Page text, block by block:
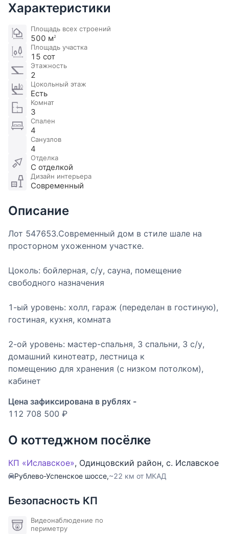
Характеристики
Площадь всех строений
500 м2
Площадь участка
15 сот
Этажность
2
Цокольный этаж
Есть
Комнат
3
Спален
4
Санузлов
4
Отделка
С отделкой
Дизайн интерьера
Современный
Описание
Лот 547653.Современный дом в стиле шале на
просторном ухоженном участке.
Цоколь: бойлерная, с/у, сауна, помещение
свободного назначения
1-ый уровень: холл, гараж (переделан в гостиную),
гостиная, кухня, комната
2-ой уровень: мастер-спальня, 3 спальни, 3 с/у,
домашний кинотеатр, лестница к
помещению для хранения (с низком потолком),
кабинет
Цена зафиксирована в рублях -
112 708 500 ₽
О коттеджном посёлке
КП «Иславское», Одинцовский район, с. Иславское
Рублево-Успенское шоссе,~22 км от МКАД
Безопасность КП
Видеонаблюдение по
периметру